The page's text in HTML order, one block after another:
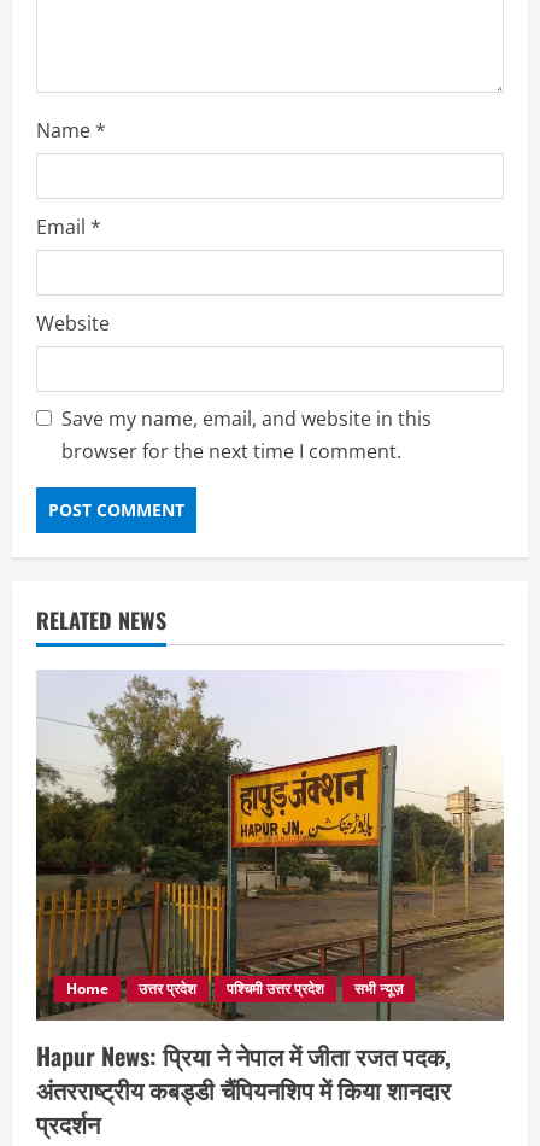
Name*
Email *
Website
Save my name, email, and website in this
browser for the next time I comment.
RELATED NEWS
Home उत्तर प्रदेश पश्चिमी उत्तर प्रदेश सभी न्यूज़
Hapur News: प्रिया ने नेपाल में जीता रजत पदक,
अंतरराष्ट्रीय कबड्डी चैंपियनशिप में किया शानदार
प्रदर्शन